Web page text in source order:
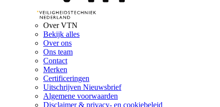
Over VTN
Bekijk alles
Over ons
Ons team
Contact
Merken
Certificeringen
Uitschrijven Nieuwsbrief
Algemene voorwaarden
Disclaimer & privacy- en cookiebeleid